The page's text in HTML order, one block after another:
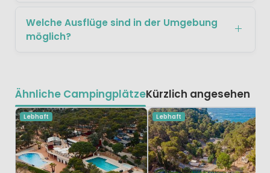
Welche Ausflüge sind in der Umgebung
möglich?
Ähnliche CampingplätzeKürzlich angesehen
Lebhaft Lebhaft